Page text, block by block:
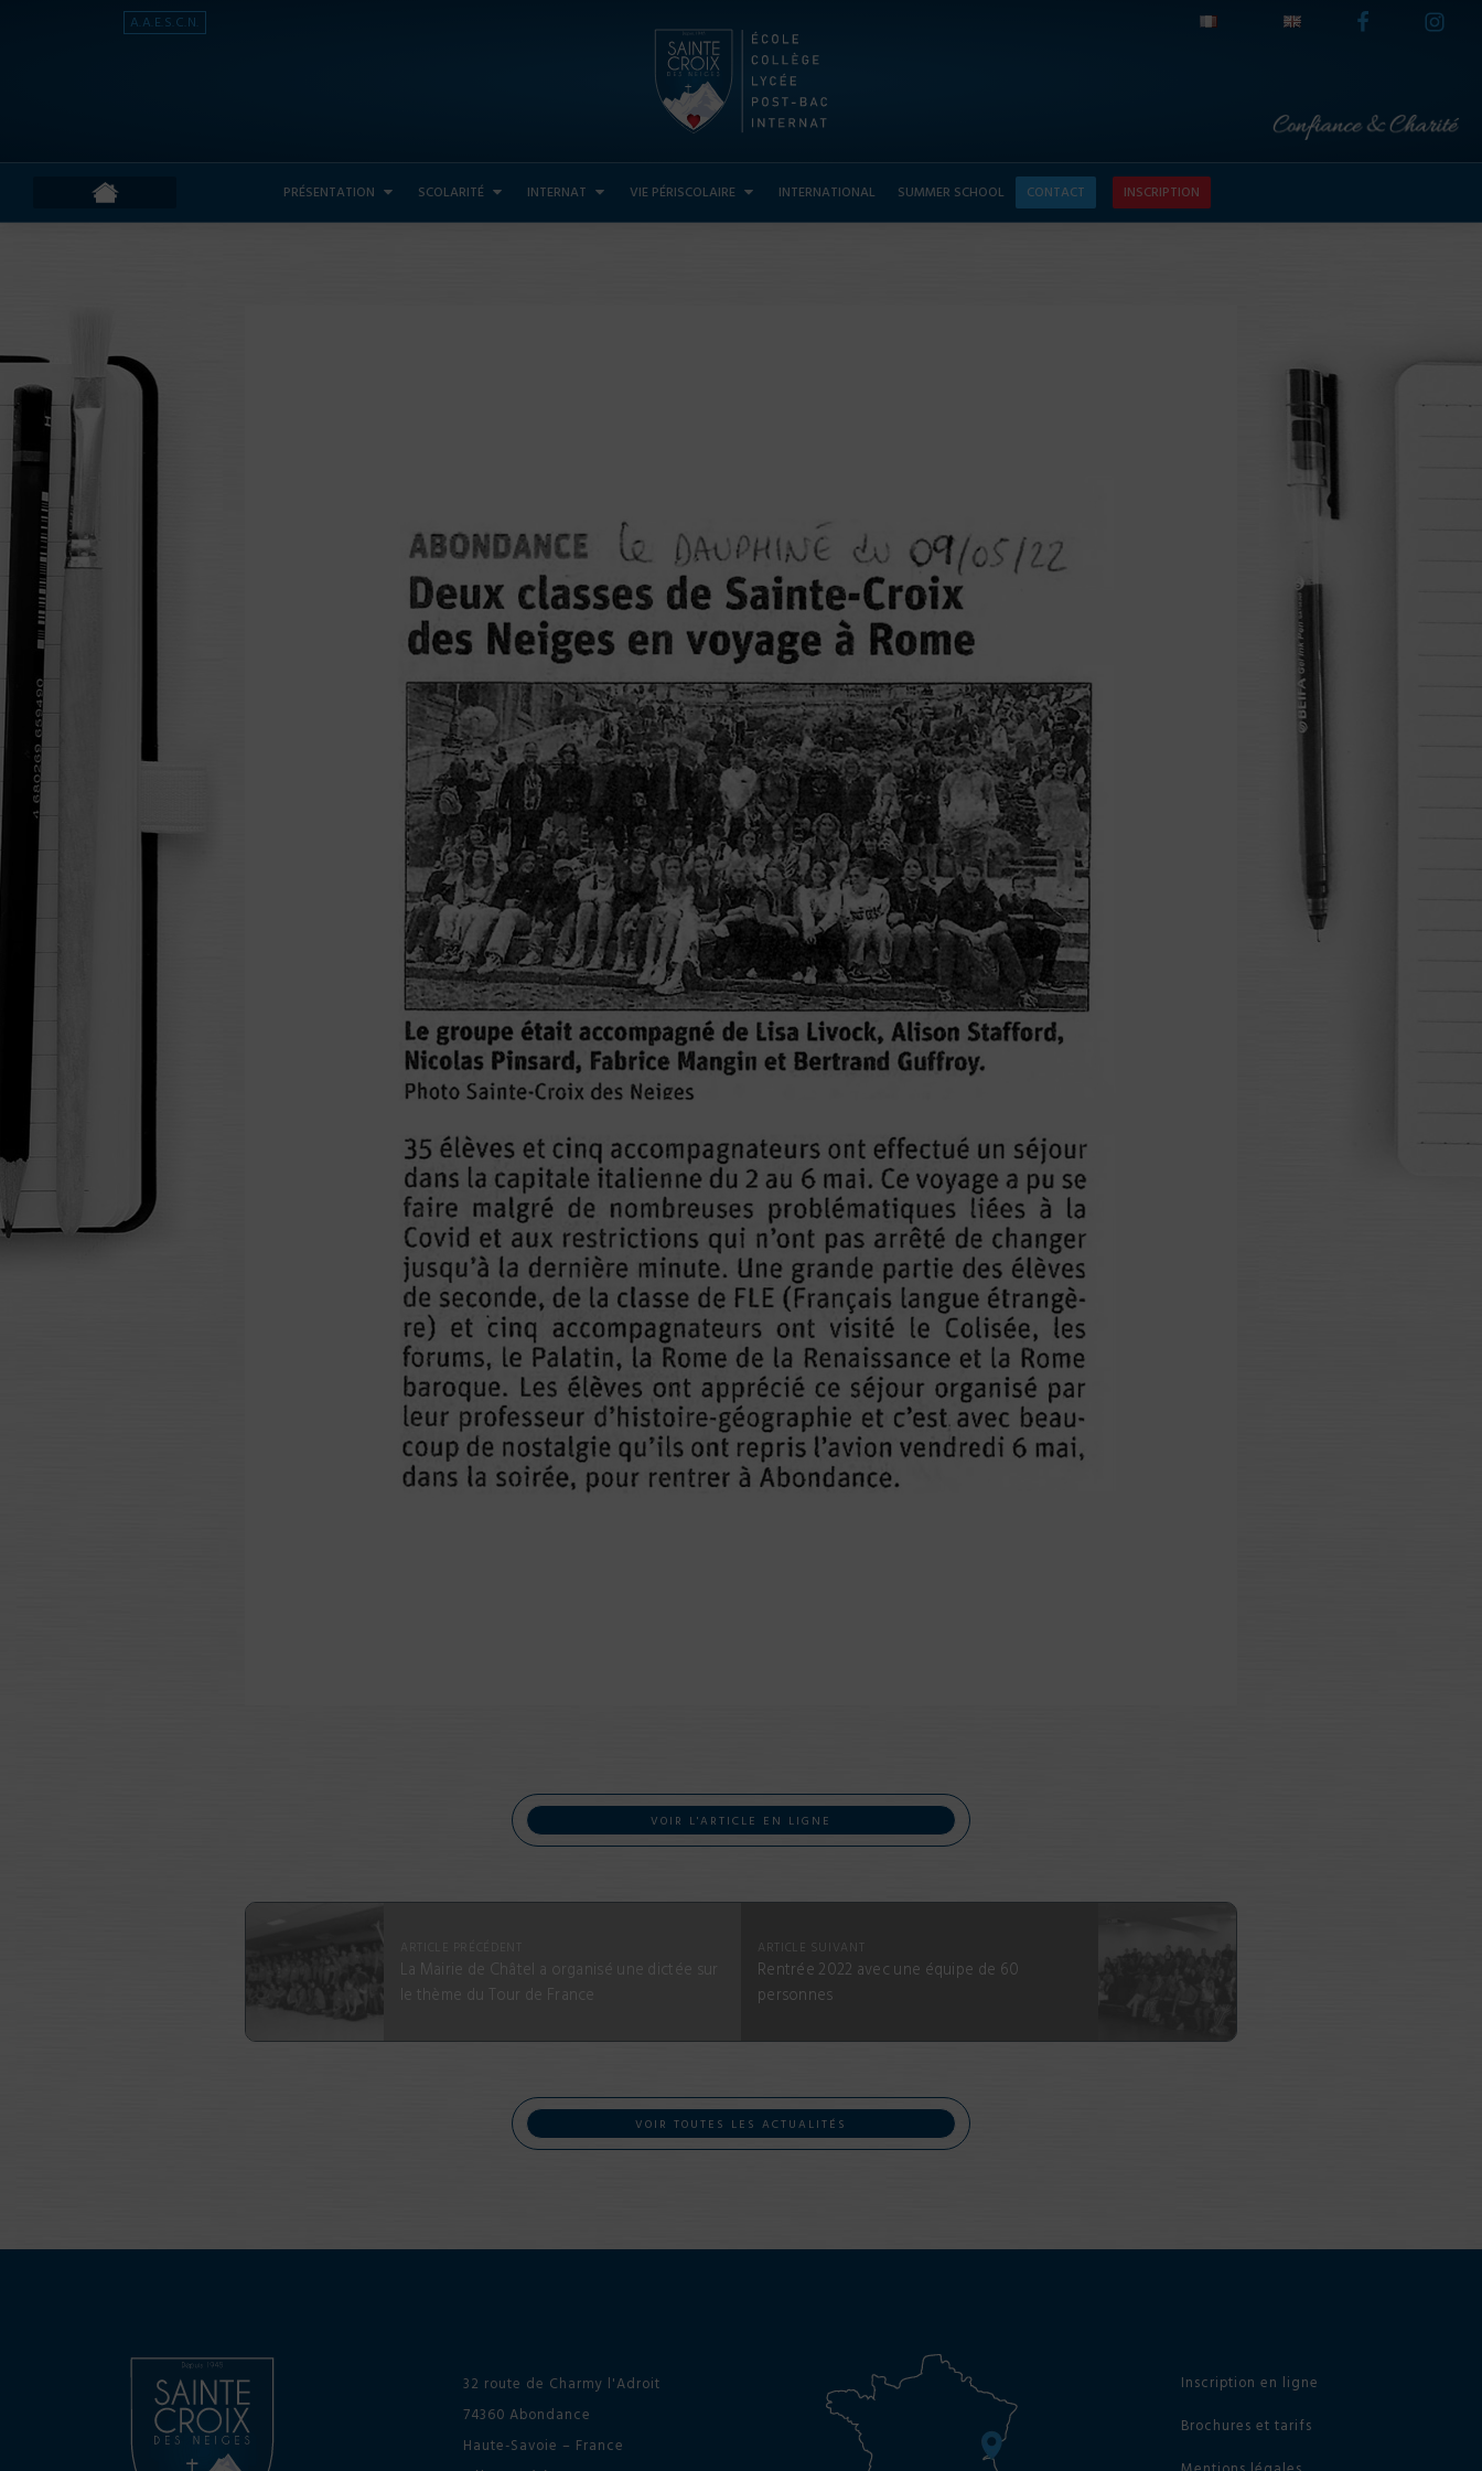
A.A.E.S.C.N.
PRÉSENTATION SCOLARITÉ INTERNAT VIE PÉRISCOLAIRE INTERNATIONAL SUMMER SCHOOL CONTACT INSCRIPTION
VOIR L'ARTICLE EN LIGNE
La Mairie de Châtel a organisé une dictée sur
le thème du Tour de France
ARTICLE SUIVANT
Rentrée 2022 avec une équipe de 60
personnes
VOIR TOUTES LES ACTUALITÉS
32 route de Charmy l'Adroit
74360 Abondance
Haute-Savoie – France
Inscription en ligne
Brochures et tarifs